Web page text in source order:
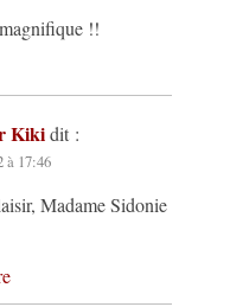
!!
Kiki dit :
à 17:46
Madame Sidonie